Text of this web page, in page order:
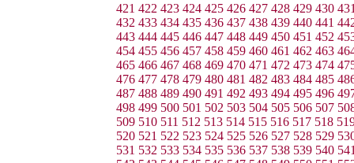
421 422 423 424 425 426 427 428 429 430
432 433 434 435 436 437 438 439 440 441
443 444 445 446 447 448 449 450 451 452
454 455 456 457 458 459 460 461 462 463
465 466 467 468 469 470 471 472 473 474
476 477 478 479 480 481 482 483 484 485
487 488 489 490 491 492 493 494 495 496
498 499 500 501 502 503 504 505 506 507
509 510 511 512 513 514 515 516 517 518
520 521 522 523 524 525 526 527 528 529
531 532 533 534 535 536 537 538 539 540